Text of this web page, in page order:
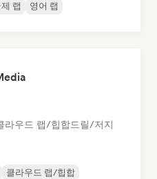
랩 영어 랩
라우드 랩/힙합드릴/저지
클라우드 랩/힙합